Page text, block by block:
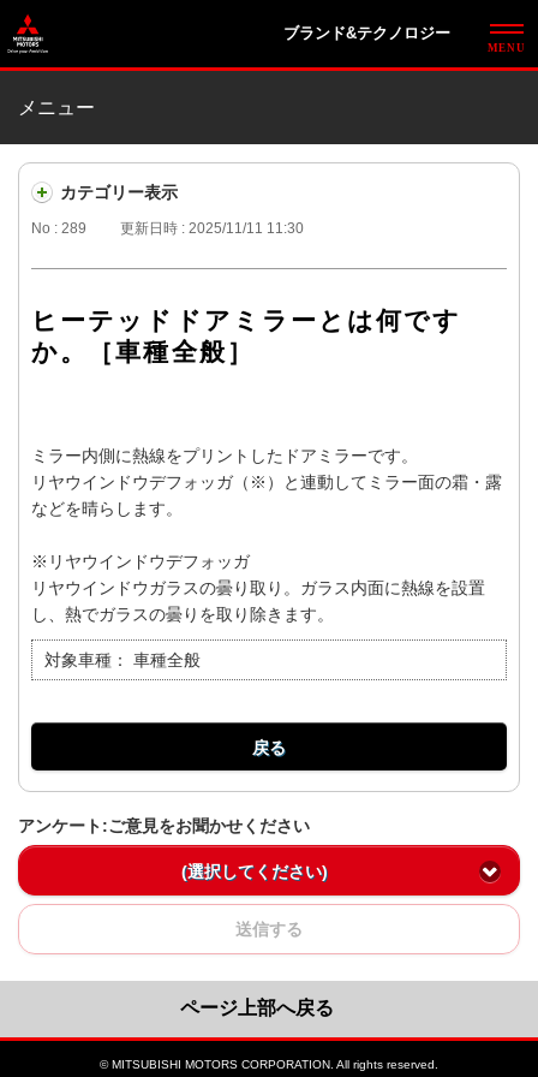
ブランド&テクノロジー
メニュー
カテゴリー表示
No : 289 更新日時 : 2025/11/11 11:30
ヒーテッドドアミラーとは何です
か。［車種全般］
ミラー内側に熱線をプリントしたドアミラーです。
リヤウインドウデフォッガ（※）と連動してミラー面の霜・露
などを晴らします。
※リヤウインドウデフォッガ
リヤウインドウガラスの曇り取り。ガラス内面に熱線を設置
し、熱でガラスの曇りを取り除きます。
対象車種： 車種全般
戻る
アンケート:ご意見をお聞かせください
(選択してください)
送信する
ページ上部へ戻る
© MITSUBISHI MOTORS CORPORATION. All rights reserved.